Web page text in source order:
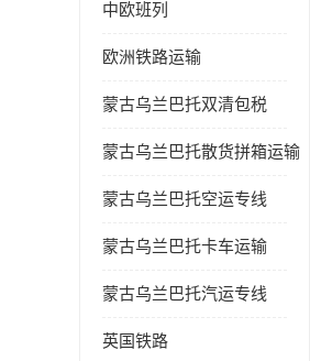
中欧班列
欧洲铁路运输
蒙古乌兰巴托双清包税
蒙古乌兰巴托散货拼箱运输
蒙古乌兰巴托空运专线
蒙古乌兰巴托卡车运输
蒙古乌兰巴托汽运专线
英国铁路